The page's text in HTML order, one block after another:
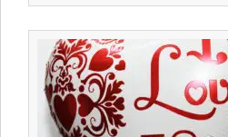
$119.00.$99.00.